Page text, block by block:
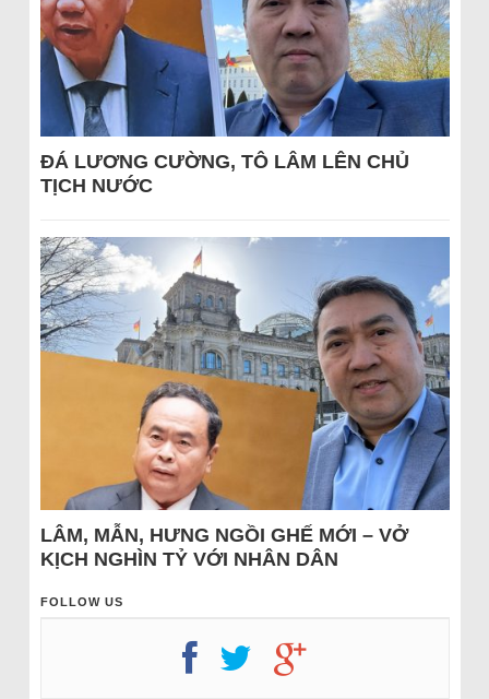
ĐÁ LƯƠNG CƯỜNG, TÔ LÂM LÊN CHỦ
TỊCH NƯỚC
LÂM, MẪN, HƯNG NGỒI GHẾ MỚI – VỞ
KỊCH NGHÌN TỶ VỚI NHÂN DÂN
FOLLOW US